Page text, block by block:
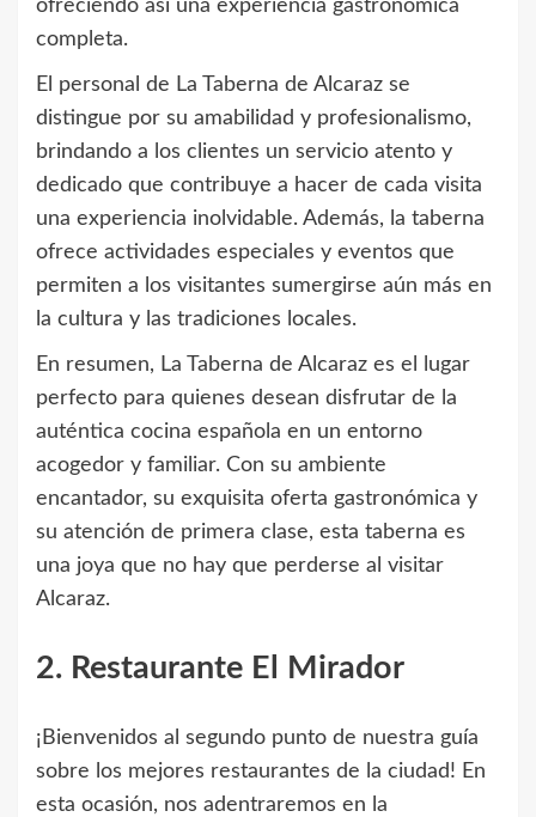
ofreciendo así una experiencia gastronómica
completa.
El personal de La Taberna de Alcaraz se
distingue por su amabilidad y profesionalismo,
brindando a los clientes un servicio atento y
dedicado que contribuye a hacer de cada visita
una experiencia inolvidable. Además, la taberna
ofrece actividades especiales y eventos que
permiten a los visitantes sumergirse aún más en
la cultura y las tradiciones locales.
En resumen, La Taberna de Alcaraz es el lugar
perfecto para quienes desean disfrutar de la
auténtica cocina española en un entorno
acogedor y familiar. Con su ambiente
encantador, su exquisita oferta gastronómica y
su atención de primera clase, esta taberna es
una joya que no hay que perderse al visitar
Alcaraz.
2. Restaurante El Mirador
¡Bienvenidos al segundo punto de nuestra guía
sobre los mejores restaurantes de la ciudad! En
esta ocasión, nos adentraremos en la